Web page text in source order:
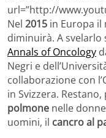
url=”http://
Nel 2015 in Europa
diminuirà. A
Annals of Oncology
Negri e
collaborazione con
in Svizzera.
polmone nelle
uomini, il cancro al